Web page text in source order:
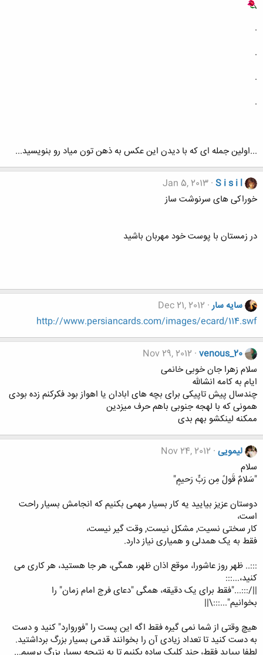
.
.
.
.
...اولین جمله ای که با دیدن این عکس به ذهن تون میاد رو بنویسید...
S i s i l
Jan 5, 2013
خوراکی های سرنوشت ساز
در زمستان با پوست خود مهربان باشید
سایه سار Dec 21, 2012
http://www.persiancards.com/images/ecard/114.swf
venous_20
Nov 29, 2012
سلام زهرا جان خوبی خانمی
ایام به کامه انشالله
چندسال پیش تاپیکی برای بچه های ابادان یا اهواز بود فکرکنم زده بودی
همونی که با لهجه جنوبی باهم حرف میزدین
ممکنه لینکشو بهم بدی
لیمویی Nov 24, 2012
سلام
"سَلامٌ قَولً مِن رَبٍّ رَحيمٍ"
دوستان عزیز بیایید یه کار بسیار مهمی بکنیم که انجامش بسیار راحت
است،
کار سختی نسیت, مشکل نیست, وقت گیر نیست،
فقط به یک همدلی و همیاری نیاز دارد.
:::.. ظهر روز عاشورا، موقع اذان ظهر، همگی، هر جا هستید، هر کاری می
کنید،...:::
||/:::..."فقط برای یک دقیقه، همگی "دعای فرج امام زمان" را
بخوانیم"...:::\||
هیچ وقتی از شما نمی گیره فقط اگه این پست را "فوروارد" کنید و دست
به دست کنید تا تعداد زیادی آن را بخوانند قدمی بسیار بزرگ برداشتید.